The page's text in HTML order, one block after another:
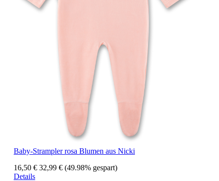
Baby-Strampler rosa Blumen aus Nicki
16,50 € 32,99 € (49.98% gespart)
Details